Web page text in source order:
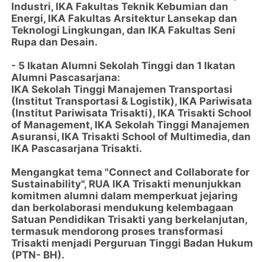
Industri, IKA Fakultas Teknik Kebumian dan
Energi, IKA Fakultas Arsitektur Lansekap dan
Teknologi Lingkungan, dan IKA Fakultas Seni
Rupa dan Desain.
- 5 Ikatan Alumni Sekolah Tinggi dan 1 Ikatan
Alumni Pascasarjana:
IKA Sekolah Tinggi Manajemen Transportasi
(Institut Transportasi & Logistik), IKA Pariwisata
(Institut Pariwisata Trisakti), IKA Trisakti School
of Management, IKA Sekolah Tinggi Manajemen
Asuransi, IKA Trisakti School of Multimedia, dan
IKA Pascasarjana Trisakti.
Mengangkat tema "Connect and Collaborate for
Sustainability", RUA IKA Trisakti menunjukkan
komitmen alumni dalam memperkuat jejaring
dan berkolaborasi mendukung kelembagaan
Satuan Pendidikan Trisakti yang berkelanjutan,
termasuk mendorong proses transformasi
Trisakti menjadi Perguruan Tinggi Badan Hukum
(PTN- BH).